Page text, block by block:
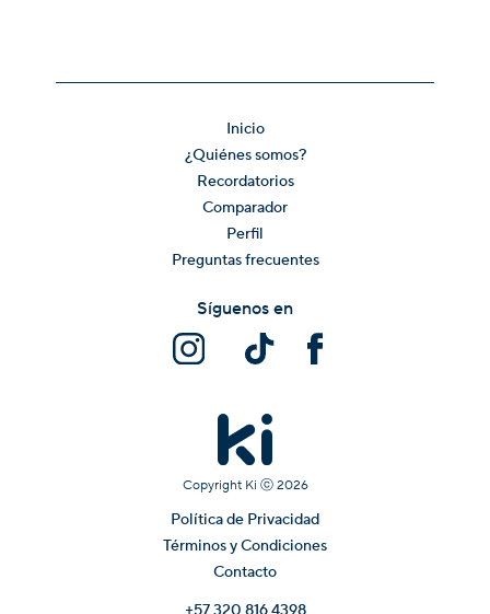
Inicio
¿Quiénes somos?
Recordatorios
Comparador
Perfil
Preguntas frecuentes
Copyright Ki ⓒ 2026
Política de Privacidad
Términos y Condiciones
Contacto
Síguenos en